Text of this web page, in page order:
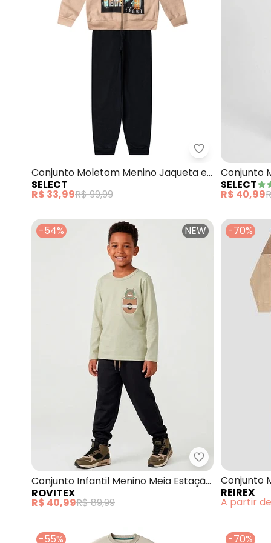
Select -
Conjunto Moletom Menino Jaqueta e
Calça (Bege)
SELECT
R$ 33,99R$ 99,99
Conjunto
Calça
SELECT
R$ 40,99
-54% NEW
Rovitex -
Conjunto Infantil Menino Meia Estação
(Bege)
ROVITEX
R$ 40,99R$ 89,99
-70%
Conjunto
(Bege)
REIREX
A partir de
-55% -70%